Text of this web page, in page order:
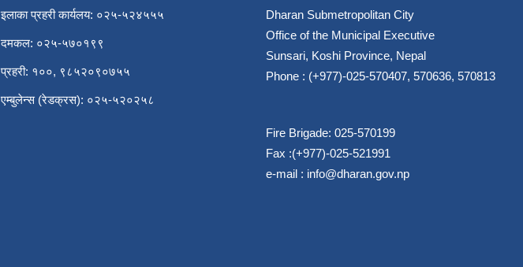
इलाका प्रहरी कार्यलय: ०२५-५२४५५५
दमकल: ०२५-५७०१९९
प्रहरी: १००, ९८५२०९०७५५
एम्बुलेन्स (रेडक्रस): ०२५-५२०२५८
Dharan Submetropolitan City
Office of the Municipal Executive
Sunsari, Koshi Province, Nepal
Phone : (+977)-025-570407, 570636, 570813
Fire Brigade: 025-570199
Fax :(+977)-025-521991
e-mail : info@dharan.gov.np